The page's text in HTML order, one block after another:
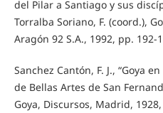
del Pilar a Santiago y sus
Torralba Soriano, F. (coord.),
Aragón 92 S.A., 1992, pp. 192-
Sanchez Cantón, F. J., “Goya
de Bellas Artes de San
Goya, Discursos, Madrid,